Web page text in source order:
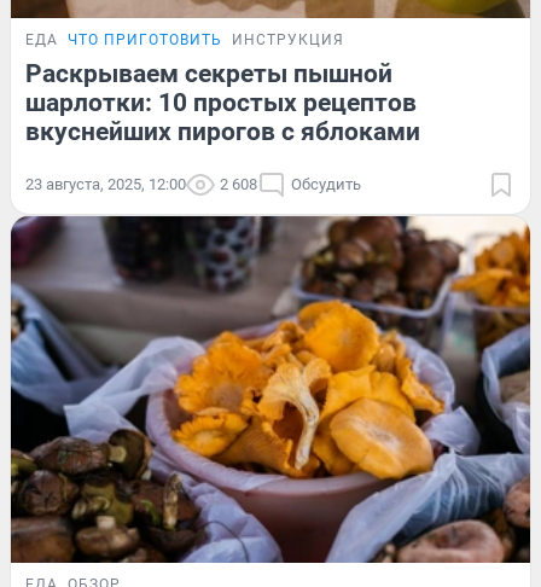
ЕДА ЧТО ПРИГОТОВИТЬ ИНСТРУКЦИЯ
Раскрываем секреты пышной
шарлотки: 10 простых рецептов
вкуснейших пирогов с яблоками
23 августа, 2025, 12:00 2 608 Обсудить